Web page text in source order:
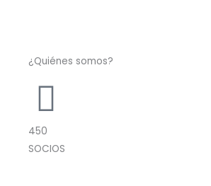
¿Quiénes somos?
450
SOCIOS